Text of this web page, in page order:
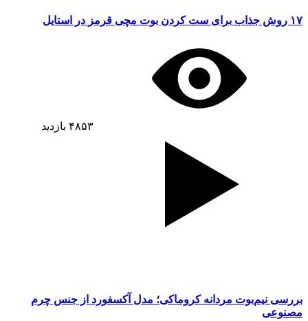
۱۷ روش جذاب برای ست کردن بوت مچی قرمز در استایل
۴۸۵۳ بازدید
بررسی نیم‌بوت مردانه کروماکی؛ مدل آکسفورد از جنس چرم
مصنوعی